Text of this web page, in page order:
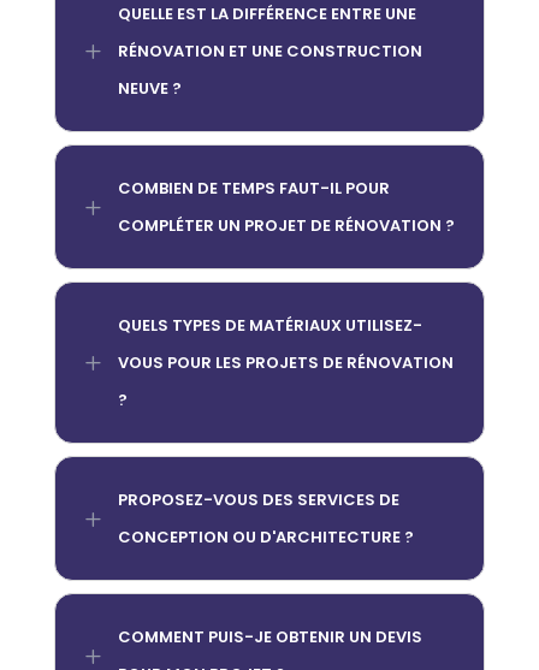
L
QUELLE EST LA DIFFÉRENCE ENTRE UNE
RÉNOVATION ET UNE CONSTRUCTION
NEUVE ?
L
COMBIEN DE TEMPS FAUT-IL POUR
COMPLÉTER UN PROJET DE RÉNOVATION ?
L
QUELS TYPES DE MATÉRIAUX UTILISEZ-
VOUS POUR LES PROJETS DE RÉNOVATION
?
L
PROPOSEZ-VOUS DES SERVICES DE
CONCEPTION OU D'ARCHITECTURE ?
L
COMMENT PUIS-JE OBTENIR UN DEVIS